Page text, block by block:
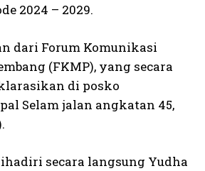
2024 – 2029.
dari Forum Komunikasi
(FKMP), yang secara
di posko
Selam jalan angkatan 45,
secara langsung Yudha